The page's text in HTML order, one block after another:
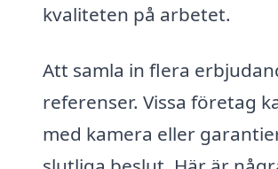
kvaliteten på arbetet.
Att samla in flera
referenser. Vissa företag
med kamera eller